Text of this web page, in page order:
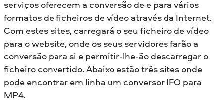
serviços oferecem a conversão de e para vários
formatos de ficheiros de vídeo através da Internet.
Com estes sites, carregará o seu ficheiro de vídeo
para o website, onde os seus servidores farão a
conversão para si e permitir-lhe-ão descarregar o
ficheiro convertido. Abaixo estão três sites onde
pode encontrar em linha um conversor IFO para
MP4.